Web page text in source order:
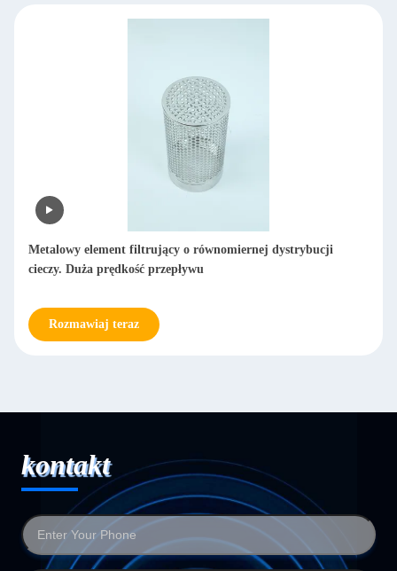
Minimalny wpływ na czystość cieczy Metalowy element
filtrujący Ekologiczny i nadający się do recyklingu
Rozmawiaj teraz
kontakt